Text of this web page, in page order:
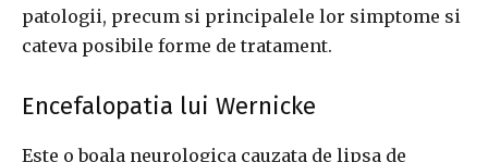
patologii, precum si principalele lor simptome si
cateva posibile forme de tratament.
Encefalopatia lui Wernicke
Este o boala neurologica cauzata de lipsa de